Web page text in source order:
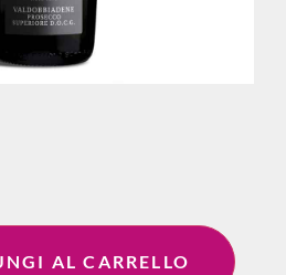
AL CARRELLO